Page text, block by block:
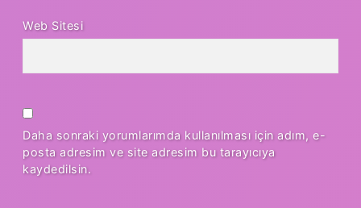
Web Sitesi
Daha sonraki yorumlarımda kullanılması için adım, e-
posta adresim ve site adresim bu tarayıcıya
kaydedilsin.